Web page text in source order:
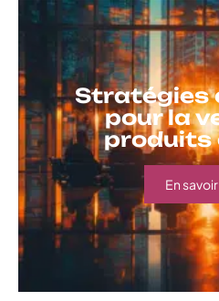
Stratégies
pour la
produits
En